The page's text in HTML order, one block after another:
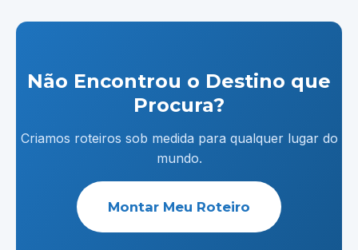
Não Encontrou o Destino que
Procura?
Criamos roteiros sob medida para qualquer lugar do
mundo.
Montar Meu Roteiro